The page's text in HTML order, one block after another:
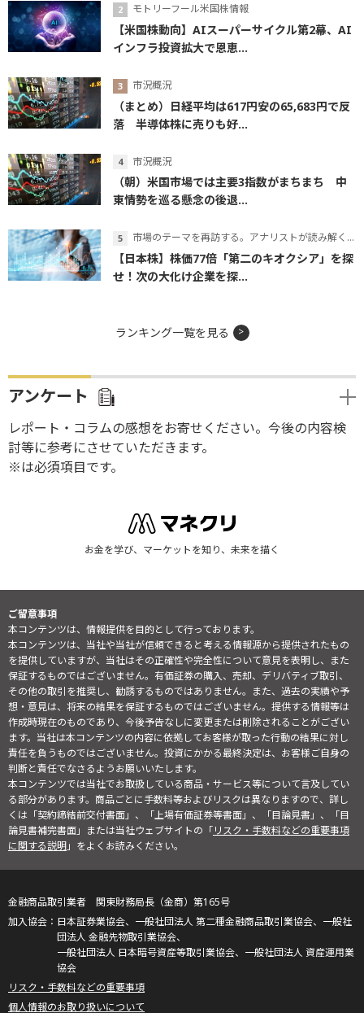
モトリーフール米国株情報
【米国株動向】AIスーパーサイクル第2幕、AI
インフラ投資拡大で恩恵...
市況概況
（まとめ）日経平均は617円安の65,683円で反
落 半導体株に売りも好...
市況概況
（朝）米国市場では主要3指数がまちまち 中
東情勢を巡る懸念の後退...
市場のテーマを再訪する。アナリストが読み解くテーマの本質
【日本株】株価77倍「第二のキオクシア」を探
せ！次の大化け企業を探...
ランキング一覧を見る
アンケート
レポート・コラムの感想をお寄せください。今後の内容検
討等に参考にさせていただきます。
※は必須項目です。
お金を学び、マーケットを知り、未来を描く
ご留意事項
本コンテンツは、情報提供を目的として行っております。
本コンテンツは、当社や当社が信頼できると考える情報源から提供されたもの
を提供していますが、当社はその正確性や完全性について意見を表明し、また
保証するものではございません。有価証券の購入、売却、デリバティブ取引、
その他の取引を推奨し、勧誘するものではありません。また、過去の実績や予
想・意見は、将来の結果を保証するものではございません。提供する情報等は
作成時現在のものであり、今後予告なしに変更または削除されることがござい
ます。当社は本コンテンツの内容に依拠してお客様が取った行動の結果に対し
責任を負うものではございません。投資にかかる最終決定は、お客様ご自身の
判断と責任でなさるようお願いいたします。
本コンテンツでは当社でお取扱している商品・サービス等について言及してい
る部分があります。商品ごとに手数料等およびリスクは異なりますので、詳し
くは「契約締結前交付書面」、「上場有価証券等書面」、「目論見書」、「目
論見書補完書面」または当社ウェブサイトの「リスク・手数料などの重要事項
に関する説明」をよくお読みください。
金融商品取引業者 関東財務局長（金商）第165号
日本証券業協会、一般社団法人 第二種金融商品取引業協会、一般社
団法人 金融先物取引業協会、
一般社団法人 日本暗号資産等取引業協会、一般社団法人 資産運用業
協会
リスク・手数料などの重要事項
個人情報のお取り扱いについて